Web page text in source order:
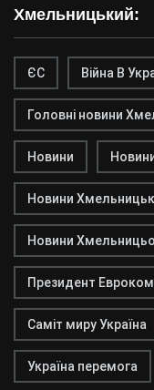
Хмельницький:
ЄС Війна В
Головні новини
Новини
Новини
Новини
Президент
Саміт миру Україна
Україна перемога